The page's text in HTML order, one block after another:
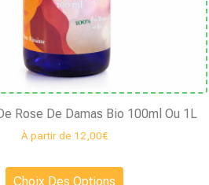
Rose De Damas Bio 100ml Ou 1L
À partir de 12,00€
Choix Des Options